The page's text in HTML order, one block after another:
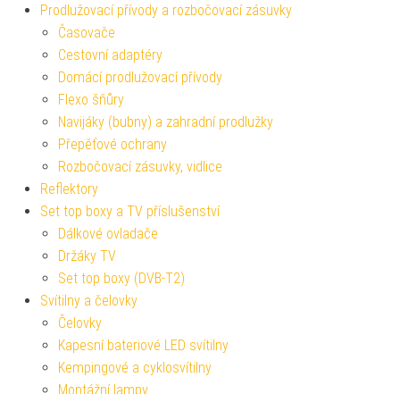
Prodlužovací přívody a rozbočovací zásuvky
Časovače
Cestovní adaptéry
Domácí prodlužovací přívody
Flexo šňůry
Navijáky (bubny) a zahradní prodlužky
Přepěťové ochrany
Rozbočovací zásuvky, vidlice
Reflektory
Set top boxy a TV příslušenství
Dálkové ovladače
Držáky TV
Set top boxy (DVB-T2)
Svítilny a čelovky
Čelovky
Kapesní bateriové LED svítilny
Kempingové a cyklosvítilny
Montážní lampy